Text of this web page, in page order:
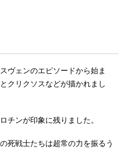
ヴェンのエピソードから始ま
クリクソスなどが描かれまし
チンが印象に残りました。
死戦士たちは超常の力を振るう